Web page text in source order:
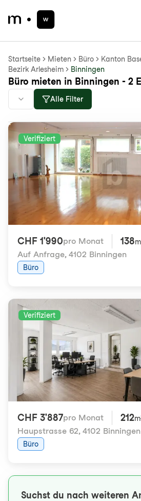
Startseite Mieten Büro
Kanton
Bezirk Arlesheim
Binningen
Büro mieten in Binningen - 2
Alle Filter
Verifiziert
CHF 1'990pro Monat 138
Auf Anfrage, 4102 Binningen
Büro
Verifiziert
CHF 3'887pro Monat 212
Haupstrasse 62, 4102 Binningen
Büro
Suchst du nach weiteren